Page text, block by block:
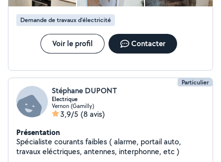
Demande de travaux d’électricité
Voir le profil Contacter
Particulier
Stéphane DUPONT
Electrique
Vernon (Gamilly)
3,9/5 (8 avis)
Présentation
Spécialiste courants faibles ( alarme, portail auto,
travaux eléctriques, antennes, interphonne, etc )